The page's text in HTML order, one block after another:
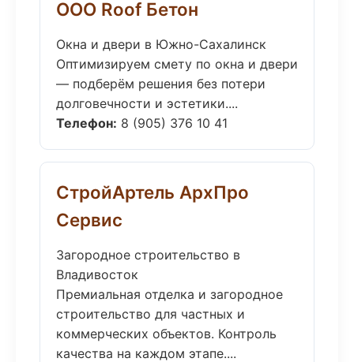
ООО Roof Бетон
Окна и двери в Южно-Сахалинск
Оптимизируем смету по окна и двери
— подберём решения без потери
долговечности и эстетики....
Телефон: 8 (905) 376 10 41
СтройАртель АрхПро
Сервис
Загородное строительство в
Владивосток
Премиальная отделка и загородное
строительство для частных и
коммерческих объектов. Контроль
качества на каждом этапе....